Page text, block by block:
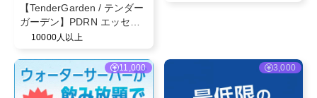
【TenderGarden / テンダー
ガーデン】PDRN エッセン
スクリーム 80ml モニター募
10000人以上
11,000 3,000